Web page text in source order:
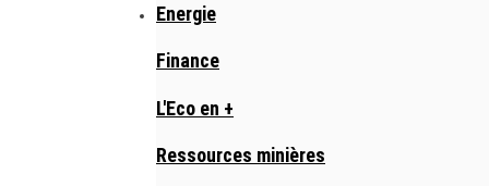
Energie
Finance
L'Eco en +
Ressources minières